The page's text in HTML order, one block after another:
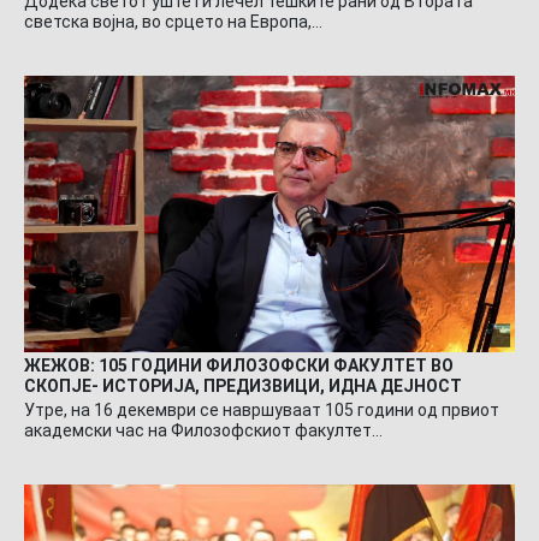
светска војна, во срцето на Европа,…
ЖЕЖОВ: 105 ГОДИНИ ФИЛОЗОФСКИ ФАКУЛТЕТ ВО
СКОПЈЕ- ИСТОРИЈА, ПРЕДИЗВИЦИ, ИДНА ДЕЈНОСТ
Утре, на 16 декември се навршуваат 105 години од првиот
академски час на Филозофскиот факултет…